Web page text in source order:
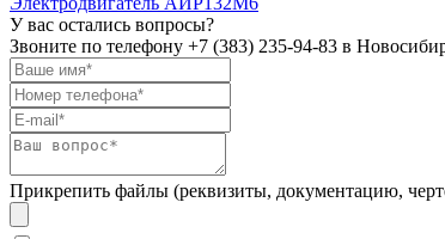
У вас остались вопросы?
Звоните по телефону +7 (383) 235-94-83 в
Прикрепить файлы (реквизиты, документацию,